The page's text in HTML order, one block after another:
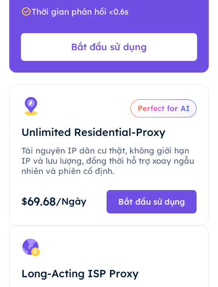
Thời gian phản hồi <0.6s
Bắt đầu sử dụng
Perfect for AI
Unlimited Residential-Proxy
Tài nguyên IP dân cư thật, không giới hạn
IP và lưu lượng, đồng thời hỗ trợ xoay ngẫu
nhiên và phiên cố định.
$69.68/Ngày Bắt đầu sử dụng
Long-Acting ISP Proxy